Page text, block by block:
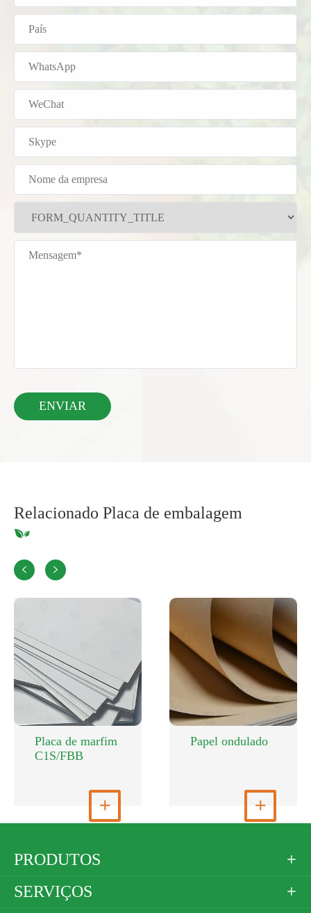
Relacionado Placa de embalagem
 
Placa de marfim
C1S/FBB
Ver mais

Papel ondulado
Ver mais

PRODUTOS 
SERVIÇOS 